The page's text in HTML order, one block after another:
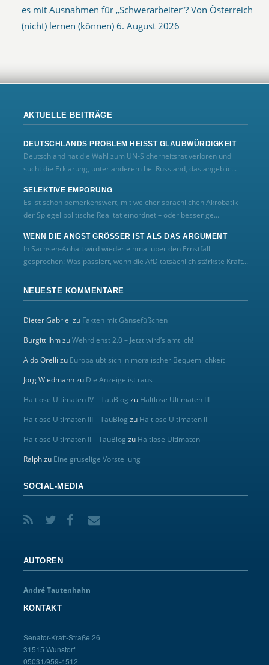
es mit Ausnahmen für „Schwerarbeiter“? Von Österreich
(nicht) lernen (können) 6. August 2026
AKTUELLE BEITRÄGE
DEUTSCHLANDS PROBLEM HEISST GLAUBWÜRDIGKEIT
Deutschland hat die Wahl zum UN‑Sicherheitsrat verloren und
sucht die Erklärung, unter anderem bei Russland, das angeblic...
SELEKTIVE EMPÖRUNG
Es ist schon bemerkenswert, mit welcher sprachlichen Akrobatik
der Spiegel politische Realität einordnet – oder besser ge...
WENN DIE ANGST GRÖSSER IST ALS DAS ARGUMENT
In Sachsen-Anhalt wird wieder einmal über den Ernstfall
gesprochen: Was passiert, wenn die AfD tatsächlich stärkste Kraft...
NEUESTE KOMMENTARE
Dieter Gabriel zu Fakten mit Gänsefüßchen
Burgitt IhmzuWehrdienst 2.0 – Jetzt wird’s amtlich!
Aldo Orelli zu Europa übt sich in moralischer Bequemlichkeit
Jörg Wiedmannzu Die Anzeige ist raus
Haltlose Ultimaten IV – TauBlog zu Haltlose Ultimaten III
Haltlose Ultimaten III – TauBlog zu Haltlose Ultimaten II
Haltlose Ultimaten II – TauBlog zu Haltlose Ultimaten
Ralphzu Eine gruselige Vorstellung
SOCIAL-MEDIA
AUTOREN
André Tautenhahn
KONTAKT
Senator-Kraft-Straße 26
31515 Wunstorf
05031/959-4512